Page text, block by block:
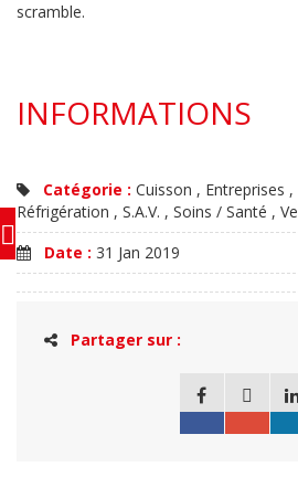
scramble.
INFORMATIONS
Catégorie : Cuisson , Entreprises
Réfrigération , S.A.V. , Soins / Santé ,
Date : 31 Jan 2019
Partager sur :